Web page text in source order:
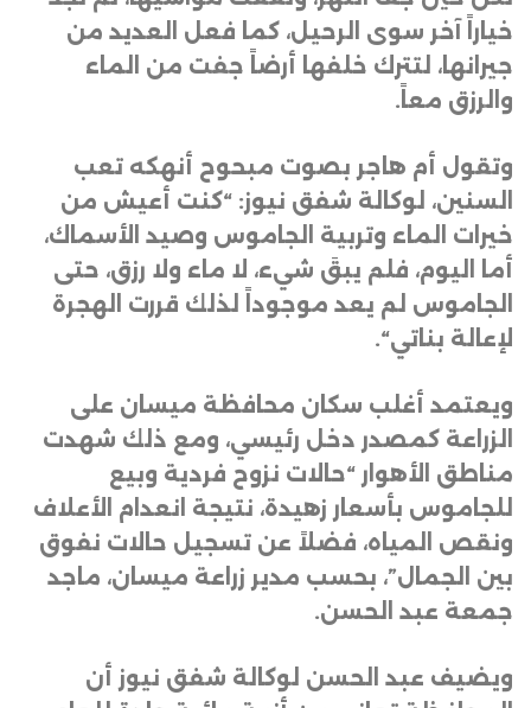
خياراً آخر سوى الرحيل، كما فعل العديد من
جيرانها، لتترك خلفها أرضاً جفت من الماء
والرزق معاً .
وتقول أم هاجر بصوت مبحوح أنهكه تعب
السنين، لوكالة شفق نيوز: “كنت أعيش من
خيرات الماء وتربية الجاموس وصيد الأسماك،
أما اليوم، فلم يبقَ شيء، لا ماء ولا رزق، حتى
الجاموس لم يعد موجوداً لذلك قررت الهجرة
لإعالة بناتي“.
ويعتمد أغلب سكان محافظة ميسان على
الزراعة كمصدر دخل رئيسي، ومع ذلك شهدت
مناطق الأهوار “حالات نزوح فردية وبيع
للجاموس بأسعار زهيدة، نتيجة انعدام الأعلاف
ونقص المياه، فضلاً عن تسجيل حالات نفوق
بين الجمال”، بحسب مدير زراعة ميسان، ماجد
جمعة عبد الحسن.
ويضيف عبد الحسن لوكالة شفق نيوز أن